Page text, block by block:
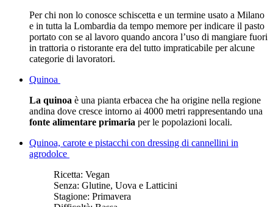
Per chi non lo conosce schiscetta e un termine usato a Milano
e in tutta la Lombardia da tempo memore per indicare il pasto
portato con se al lavoro quando ancora l’uso di mangiare fuori
in trattoria o ristorante era del tutto impraticabile per alcune
categorie di lavoratori.
Quinoa
La quinoa è una pianta erbacea che ha origine nella regione
andina dove cresce intorno ai 4000 metri rappresentando una
fonte alimentare primaria per le popolazioni locali.
Quinoa, carote e pistacchi con dressing di cannellini in
agrodolce
Ricetta: Vegan
Senza: Glutine, Uova e Latticini
Stagione: Primavera